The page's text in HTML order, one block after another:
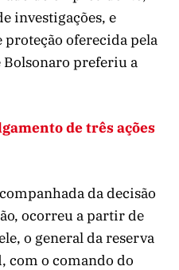
investigações, e
oferecida pela
Bolsonaro preferiu a
de três ações
da decisão
ocorreu a partir de
o general da reserva
com o comando do